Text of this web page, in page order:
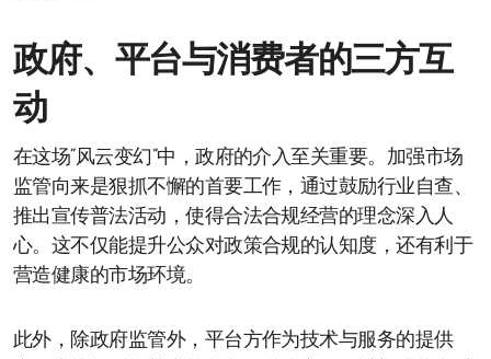
政府、平台与消费者的三方互
动
在这场“风云变幻”中，政府的介入至关重要。加强市场
监管向来是狠抓不懈的首要工作，通过鼓励行业自查、
推出宣传普法活动，使得合法合规经营的理念深入人
心。这不仅能提升公众对政策合规的认知度，还有利于
营造健康的市场环境。
此外，除政府监管外，平台方作为技术与服务的提供